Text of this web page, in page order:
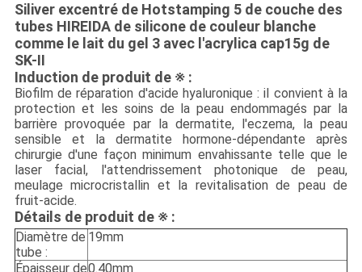
Siliver excentré de Hotstamping 5 de couche des
tubes HIREIDA de silicone de couleur blanche
comme le lait du gel 3 avec l'acrylica cap15g de
SK-II
Induction de produit de ※ :
Biofilm de réparation d'acide hyaluronique : il convient à la
protection et les soins de la peau endommagés par la
barrière provoquée par la dermatite, l'eczema, la peau
sensible et la dermatite hormone-dépendante après
chirurgie d'une façon minimum envahissante telle que le
laser facial, l'attendrissement photonique de peau,
meulage microcristallin et la revitalisation de peau de
fruit-acide.
Détails de produit de ※ :
Diamètre de
tube :
19mm
Épaisseur de0.40mm